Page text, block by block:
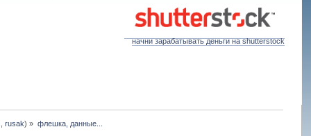
начни зарабатывать деньги на shutterstock
,rusak) » флешка, данные...